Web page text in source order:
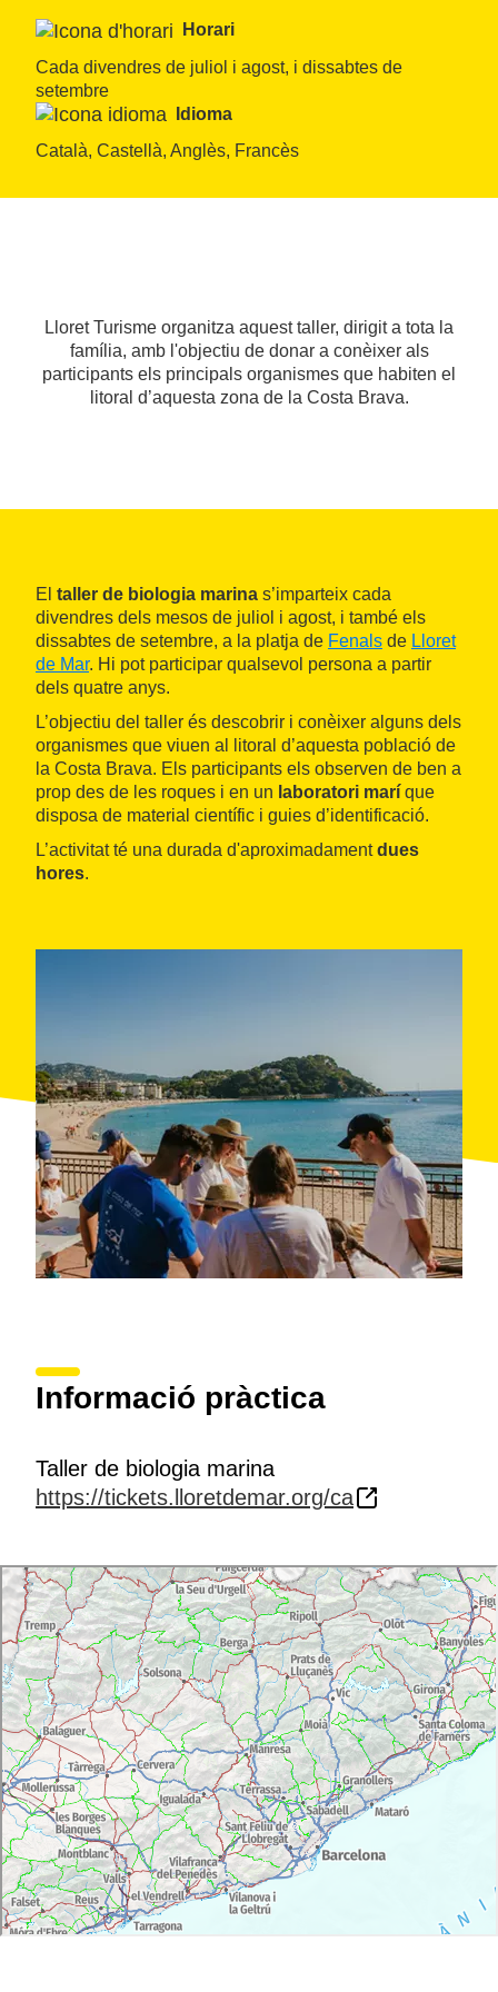
Horari
Cada divendres de juliol i agost, i dissabtes de
setembre
Idioma
Català, Castellà, Anglès, Francès
Lloret Turisme organitza aquest taller, dirigit a tota la
família, amb l'objectiu de donar a conèixer als
participants els principals organismes que habiten el
litoral d’aquesta zona de la Costa Brava.
El taller de biologia marina s’imparteix cada
divendres dels mesos de juliol i agost, i també els
dissabtes de setembre, a la platja de Fenals de Lloret
de Mar. Hi pot participar qualsevol persona a partir
dels quatre anys.
L’objectiu del taller és descobrir i conèixer alguns dels
organismes que viuen al litoral d’aquesta població de
la Costa Brava. Els participants els observen de ben a
prop des de les roques i en un laboratori marí que
disposa de material científic i guies d’identificació.
L’activitat té una durada d'aproximadamentdues
hores.
Informació pràctica
Taller de biologia marina
https://tickets.lloretdemar.org/ca